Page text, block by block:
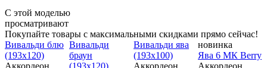
С этой моделью
просматривают
Покупайте товары с максимальными скидками прямо сейчас!
Вивальди блю
(193х120)
Аккордеон
Вивальди
браун
(193х120)
Вивальди ява
(193х100)
Аккордеон
новинка
Ява 6 МК Berry
Аккордеон